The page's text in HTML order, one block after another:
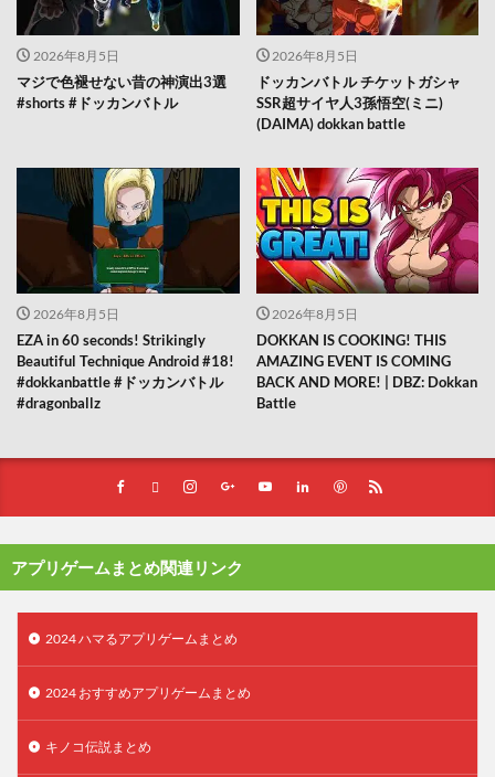
2026年8月5日
マジで色褪せない昔の神演出3選
#shorts #ドッカンバトル
2026年8月5日
ドッカンバトル チケットガシャ
SSR超サイヤ人3孫悟空(ミニ)
(DAIMA) dokkan battle
2026年8月5日
EZA in 60 seconds! Strikingly
Beautiful Technique Android #18!
#dokkanbattle #ドッカンバトル
#dragonballz
2026年8月5日
DOKKAN IS COOKING! THIS
AMAZING EVENT IS COMING
BACK AND MORE! | DBZ: Dokkan
Battle
アプリゲームまとめ関連リンク
2024 ハマるアプリゲームまとめ
2024 おすすめアプリゲームまとめ
キノコ伝説まとめ